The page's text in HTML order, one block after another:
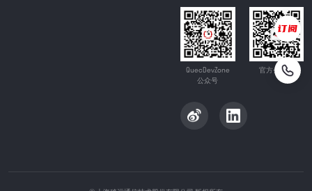
QuecDevZone
公众号
官方公众号